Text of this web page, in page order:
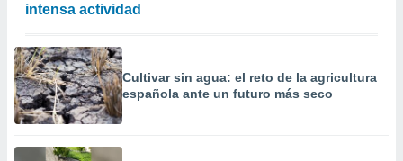
intensa actividad
Cultivar sin agua: el reto de la agricultura
española ante un futuro más seco